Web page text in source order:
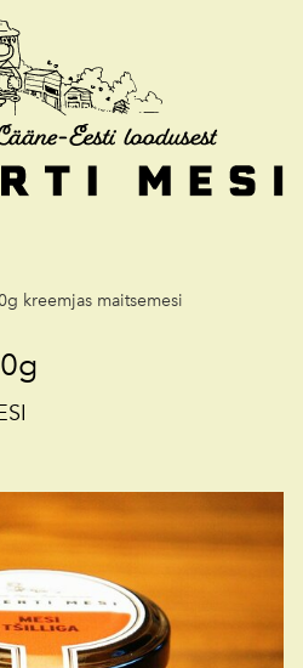
ostukorvi
kreemjas maitsemesi